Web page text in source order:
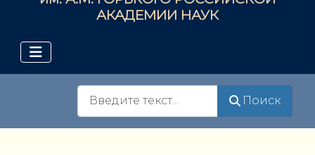
АКАДЕМИИ НАУК
Поиск